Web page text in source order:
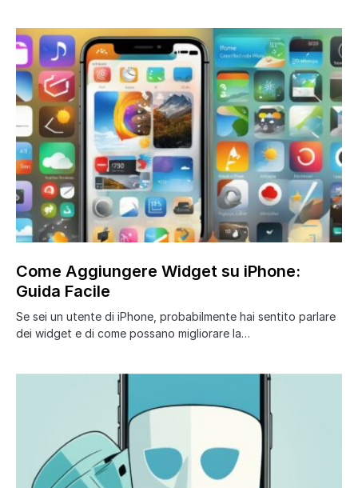
Come Aggiungere Widget su iPhone:
Guida Facile
Se sei un utente di iPhone, probabilmente hai sentito parlare
dei widget e di come possano migliorare la…